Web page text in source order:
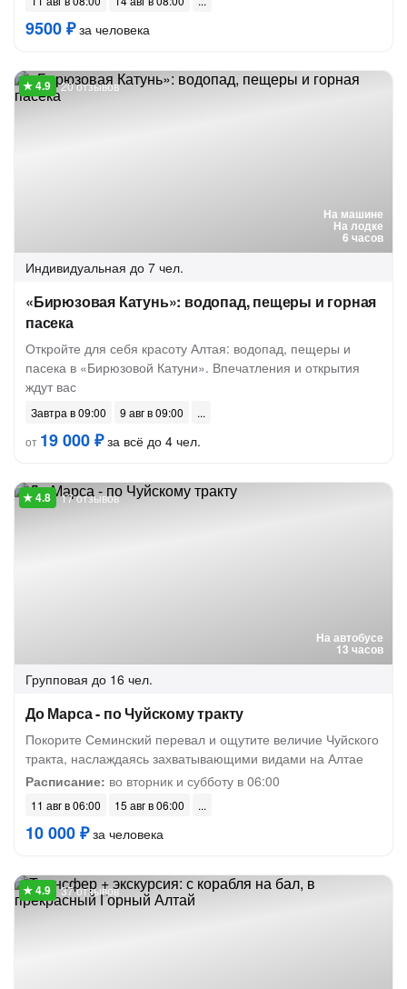
9500 ₽за человека
На машине
На лодке
6 часов
20 отзывов
Индивидуальная до 7 чел.
«Бирюзовая Катунь»: водопад, пещеры и горная
пасека
Откройте для себя красоту Алтая: водопад, пещеры и
пасека в «Бирюзовой Катуни». Впечатления и открытия
ждут вас
Завтра в 09:00
9 авг в 09:00
от 19 000 ₽за всё до 4 чел.
На автобусе
13 часов
17 отзывов
Групповая до 16 чел.
До Марса - по Чуйскому тракту
Покорите Семинский перевал и ощутите величие Чуйского
тракта, наслаждаясь захватывающими видами на Алтае
Расписание: во вторник и субботу в 06:00
11 авг в 06:00 15 авг в 06:00
10 000 ₽за человека
37 отзывов